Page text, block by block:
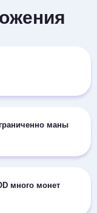
маны
много монет